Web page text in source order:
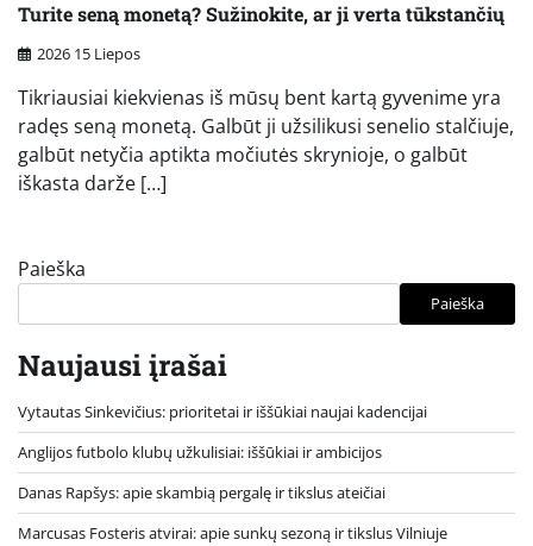
Turite seną monetą? Sužinokite, ar ji verta tūkstančių
2026 15 Liepos
Tikriausiai kiekvienas iš mūsų bent kartą gyvenime yra
radęs seną monetą. Galbūt ji užsilikusi senelio stalčiuje,
galbūt netyčia aptikta močiutės skrynioje, o galbūt
iškasta darže […]
Paieška
Paieška
Naujausi įrašai
Vytautas Sinkevičius: prioritetai ir iššūkiai naujai kadencijai
Anglijos futbolo klubų užkulisiai: iššūkiai ir ambicijos
Danas Rapšys: apie skambią pergalę ir tikslus ateičiai
Marcusas Fosteris atvirai: apie sunkų sezoną ir tikslus Vilniuje